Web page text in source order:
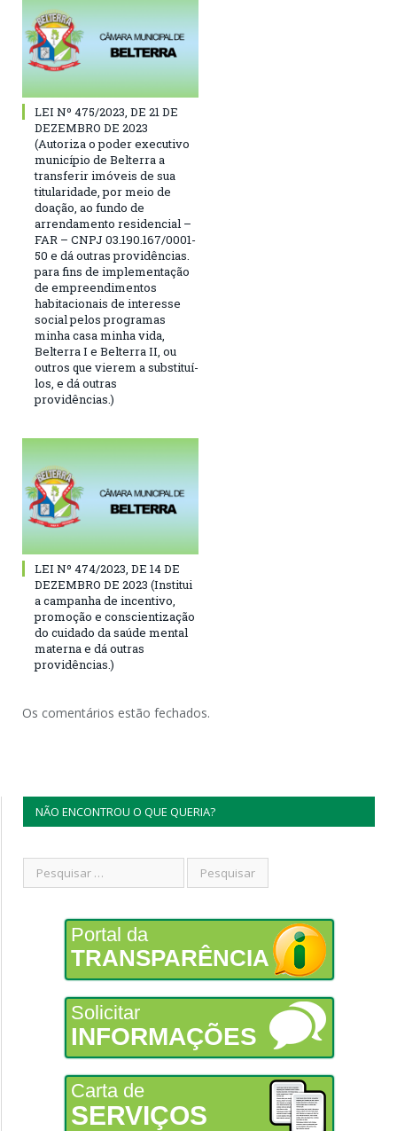
LEI Nº 475/2023, DE 21 DE
DEZEMBRO DE 2023
(Autoriza o poder executivo
município de Belterra a
transferir imóveis de sua
titularidade, por meio de
doação, ao fundo de
arrendamento residencial –
FAR – CNPJ 03.190.167/0001-
50 e dá outras providências.
para fins de implementação
de empreendimentos
habitacionais de interesse
social pelos programas
minha casa minha vida,
Belterra I e Belterra II, ou
outros que vierem a substituí-
los, e dá outras
providências.)
LEI Nº 474/2023, DE 14 DE
DEZEMBRO DE 2023 (Institui
a campanha de incentivo,
promoção e conscientização
do cuidado da saúde mental
materna e dá outras
providências.)
Os comentários estão fechados.
NÃO ENCONTROU O QUE QUERIA?
Portal da
TRANSPARÊNCIA
Solicitar
INFORMAÇÕES
Carta de
SERVIÇOS